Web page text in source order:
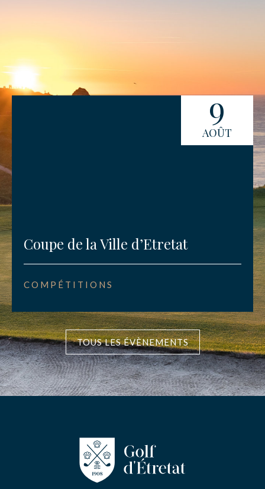
9
AOÛT
Coupe de la Ville d’Etretat
COMPÉTITIONS
TOUS LES ÉVÈNEMENTS